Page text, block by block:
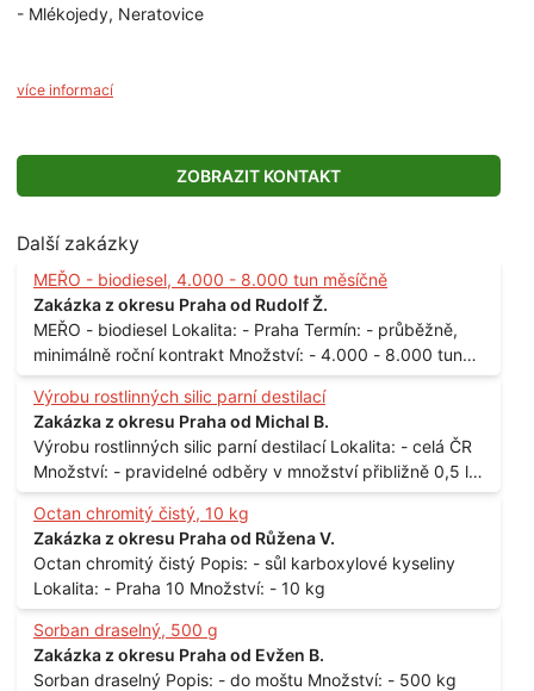
- Mlékojedy, Neratovice
více informací
ZOBRAZIT KONTAKT
Další zakázky
MEŘO - biodiesel, 4.000 - 8.000 tun měsíčně
Zakázka z okresu Praha od Rudolf Ž.
MEŘO - biodiesel Lokalita: - Praha Termín: - průběžně,
minimálně roční kontrakt Množství: - 4.000 - 8.000 tun
měsíčně
Výrobu rostlinných silic parní destilací
Zakázka z okresu Praha od Michal B.
Výrobu rostlinných silic parní destilací Lokalita: - celá ČR
Množství: - pravidelné odběry v množství přibližně 0,5 l
až 1 l
Octan chromitý čistý, 10 kg
Zakázka z okresu Praha od Růžena V.
Octan chromitý čistý Popis: - sůl karboxylové kyseliny
Lokalita: - Praha 10 Množství: - 10 kg
Sorban draselný, 500 g
Zakázka z okresu Praha od Evžen B.
Sorban draselný Popis: - do moštu Množství: - 500 kg